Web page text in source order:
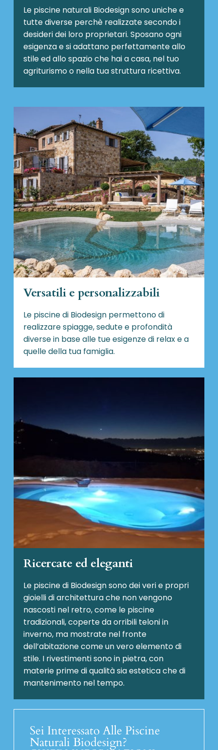
Le piscine naturali Biodesignsono uniche e
tutte diverse perchè realizzate secondo i
desideri dei loro proprietari. Sposano ogni
esigenza e si adattano perfettamente allo
stile ed allo spazio che hai a casa, nel tuo
agriturismo o nella tua struttura ricettiva.
Versatili e personalizzabili
Le piscine di Biodesign permettono di
realizzare spiagge, sedute e profondità
diverse in base alle tue esigenze di relax e a
quelle della tua famiglia.
Ricercate ed eleganti
Le piscine di Biodesign sono dei veri e propri
gioielli di architettura che non vengono
nascosti nel retro, come le piscine
tradizionali, coperte da orribili teloni in
inverno, ma mostrate nel fronte
dell’abitazione come un vero elemento di
stile. I rivestimenti sono in pietra, con
materie prime di qualità sia estetica che di
mantenimento nel tempo.
Sei Interessato Alle Piscine
Naturali Biodesign?